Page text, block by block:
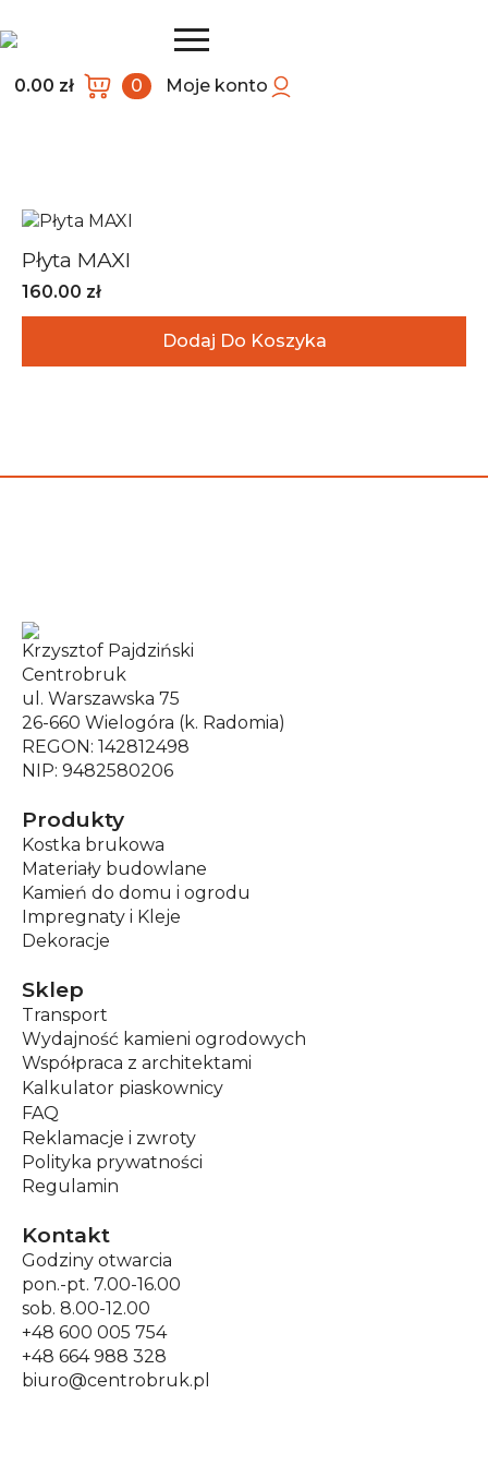
Moje konto
0.00 zł 0
Płyta MAXI
160.00 zł
Dodaj Do Koszyka
Krzysztof Pajdziński
Centrobruk
ul. Warszawska 75
26-660 Wielogóra (k. Radomia)
REGON: 142812498
NIP: 9482580206
Produkty
Kostka brukowa
Materiały budowlane
Kamień do domu i ogrodu
Impregnaty i Kleje
Dekoracje
Sklep
Transport
Wydajność kamieni ogrodowych
Współpraca z architektami
Kalkulator piaskownicy
FAQ
Reklamacje i zwroty
Polityka prywatności
Regulamin
Kontakt
Godziny otwarcia
pon.-pt. 7.00-16.00
sob. 8.00-12.00
+48 600 005 754
+48 664 988 328
biuro@centrobruk.pl